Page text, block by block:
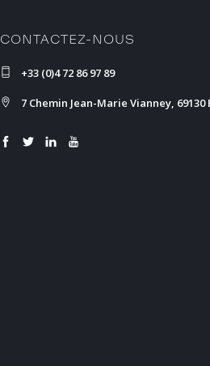
CONTACTEZ-NOUS
+33 (0)4 72 86 97 89
7 Chemin Jean-Marie Vianney, 69130